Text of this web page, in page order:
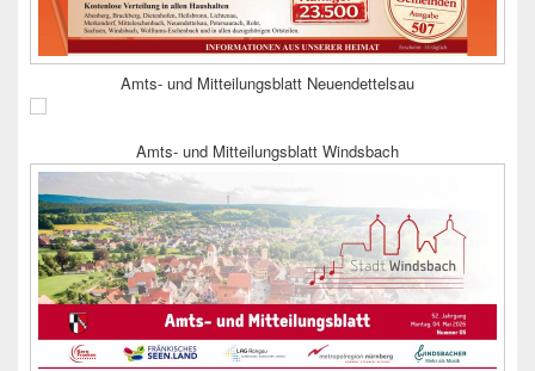
Amts- und Mitteilungsblatt Neuendettelsau
Amts- und Mitteilungsblatt Windsbach